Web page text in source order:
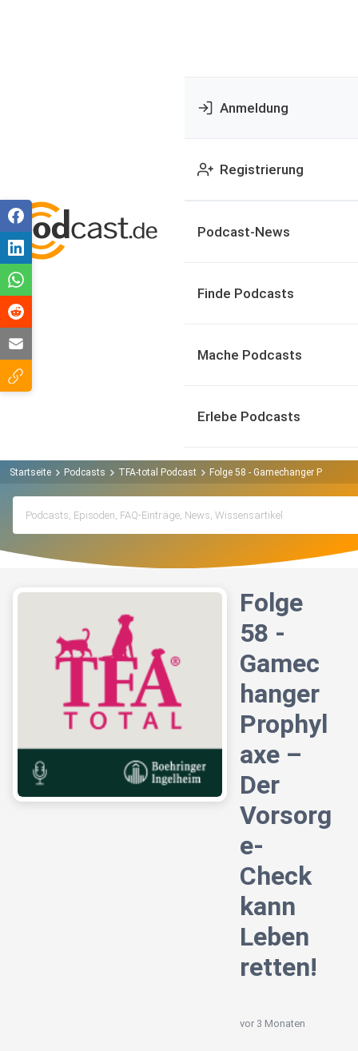
Anmeldung
Registrierung
Podcast-News
Finde Podcasts
Mache Podcasts
Erlebe Podcasts
Startseite Podcasts TFA-total Podcast Folge 58 - Gamechanger
Folge
58 -
Gamec
hanger
Prophyl
axe –
Der
Vorsorg
e-
Check
kann
Leben
retten!
vor 3 Monaten